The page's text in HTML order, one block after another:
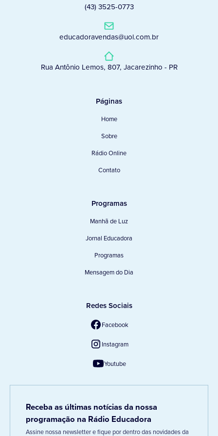
(43) 3525-0773
educadoravendas@uol.com.br
Rua Antônio Lemos, 807, Jacarezinho - PR
Páginas
Home
Sobre
Rádio Online
Contato
Programas
Manhã de Luz
Jornal Educadora
Programas
Mensagem do Dia
Redes Sociais
Facebook
Instagram
Youtube
Receba as últimas notícias da nossa
programação na Rádio Educadora
Assine nossa newsletter e fique por dentro das novidades da